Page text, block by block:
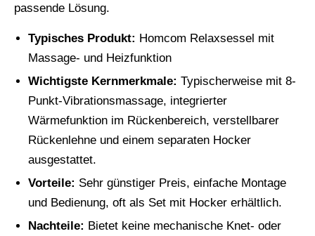
passende Lösung.
Typisches Produkt: Homcom Relaxsessel mit
Massage- und Heizfunktion
Wichtigste Kernmerkmale: Typischerweise mit 8-
Punkt-Vibrationsmassage, integrierter
Wärmefunktion im Rückenbereich, verstellbarer
Rückenlehne und einem separaten Hocker
ausgestattet.
Vorteile: Sehr günstiger Preis, einfache Montage
und Bedienung, oft als Set mit Hocker erhältlich.
Nachteile: Bietet keine mechanische Knet- oder